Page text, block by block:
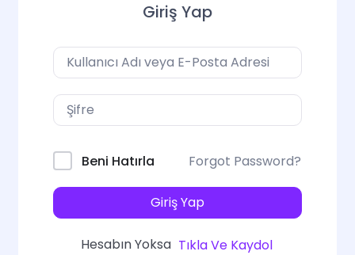
Giriş Yap
Beni Hatırla Forgot Password?
Giriş Yap
Hesabın Yoksa Tıkla Ve Kaydol